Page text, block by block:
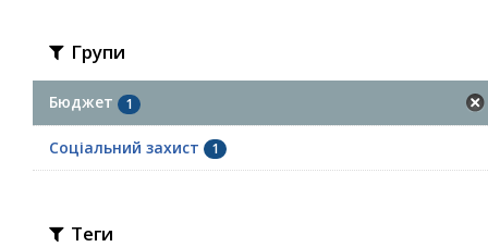
Групи
Бюджет 1
Соціальний захист 1
Теги